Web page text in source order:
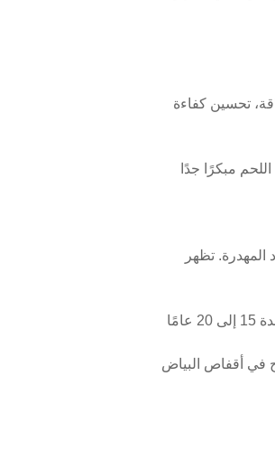
تحسين كفاءة
مبكرًا جدًا
المهدرة. تظهر
في أقفاص البياض